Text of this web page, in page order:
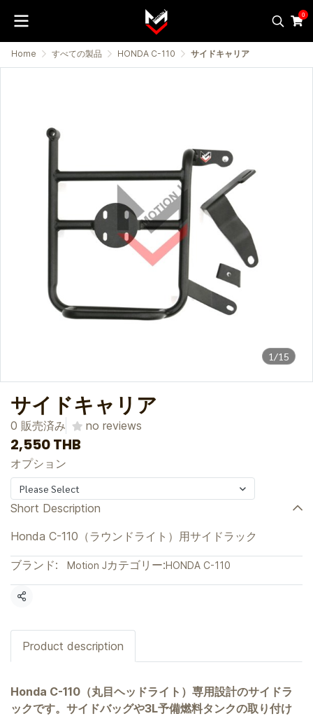
0
Home すべての製品 HONDA C-110 サイドキャリア
1/15
サイドキャリア
0 販売済み no reviews
2,550 THB
オプション
Please Select
Short Description
Honda C-110（ラウンドライト）用サイドラック
ブランド: Motion Jカテゴリー:HONDA C-110
共有
Product description
Honda C-110（丸目ヘッドライト）専用設計のサイドラ
ックです。サイドバッグや3L予備燃料タンクの取り付け